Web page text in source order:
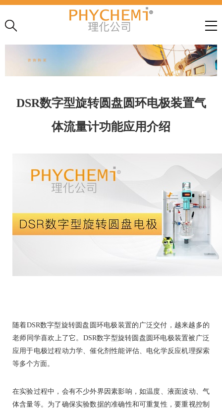
DSR数字型旋转圆盘圆环电极装置气
体流量计功能应用介绍
随着DSR数字型旋转圆盘圆环电极装置的广泛交付，越来越多的
老师同学喜欢上了它。DSR数字型旋转圆盘圆环电极装置被广泛
应用于电极过程动力学、催化剂性能评估、电化学反应机理探索
等多个方面。
在实验过程中，会有不少外界因素影响，如温度、液面波动、气
体含量等。为了确保实验数据的准确性和可重复性，要重视控制